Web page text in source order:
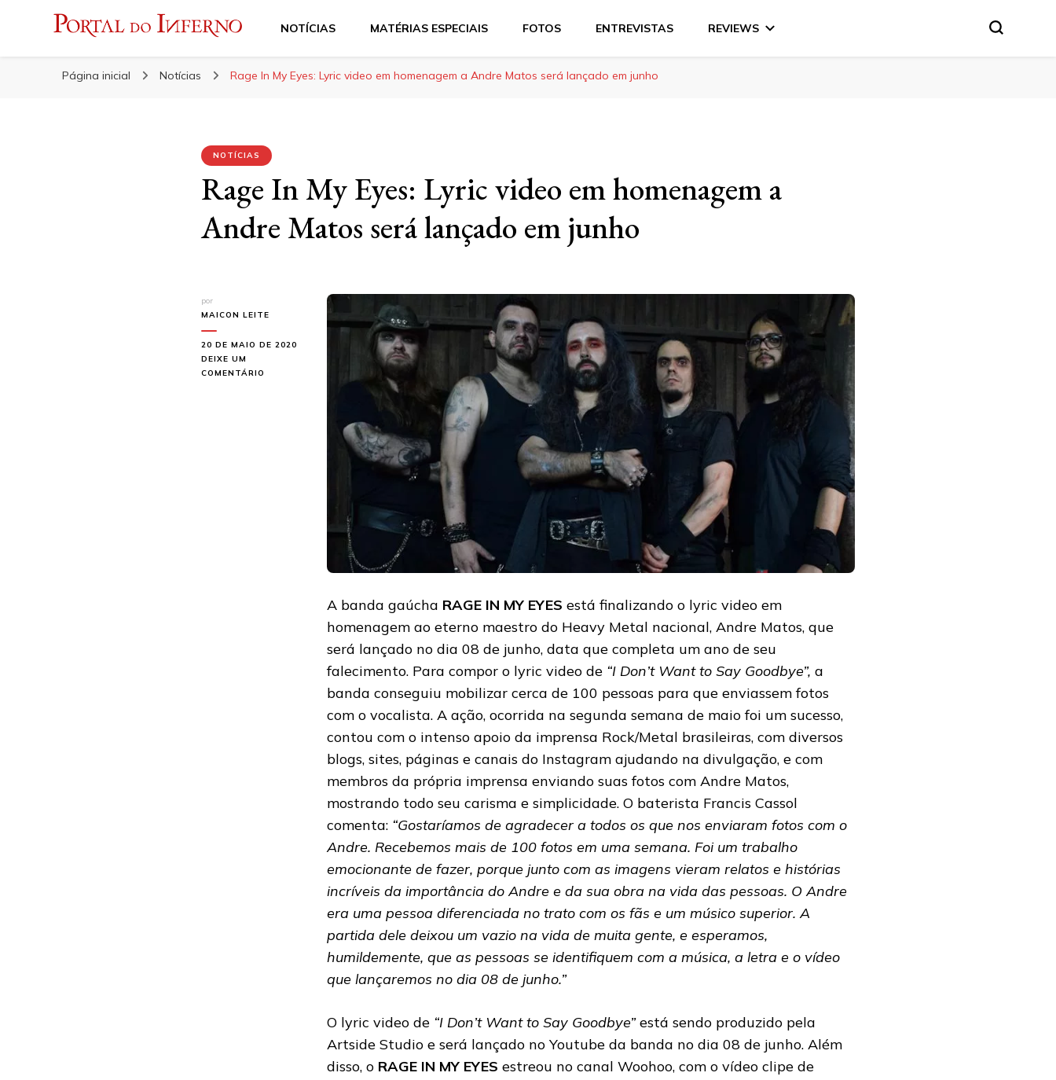
Portal do Inferno
NOTÍCIAS MATÉRIAS ESPECIAIS FOTOS ENTREVISTAS REVIEWS
Página inicial Notícias Rage In My Eyes: Lyric video em homenagem a Andre Matos será lançado em junho
NOTÍCIAS
Rage In My Eyes: Lyric video em homenagem a
Andre Matos será lançado em junho
por
MAICON LEITE
20 DE MAIO DE 2020
DEIXE UM
COMENTÁRIO
A banda gaúcha RAGE IN MY EYES está finalizando o lyric video em
homenagem ao eterno maestro do Heavy Metal nacional, Andre Matos, que
será lançado no dia 08 de junho, data que completa um ano de seu
falecimento. Para compor o lyric video de “I Don’t Want to Say Goodbye”, a
banda conseguiu mobilizar cerca de 100 pessoas para que enviassem fotos
com o vocalista. A ação, ocorrida na segunda semana de maio foi um sucesso,
contou com o intenso apoio da imprensa Rock/Metal brasileiras, com diversos
blogs, sites, páginas e canais do Instagram ajudando na divulgação, e com
membros da própria imprensa enviando suas fotos com Andre Matos,
mostrando todo seu carisma e simplicidade. O baterista Francis Cassol
comenta: “Gostaríamos de agradecer a todos os que nos enviaram fotos com o
Andre. Recebemos mais de 100 fotos em uma semana. Foi um trabalho
emocionante de fazer, porque junto com as imagens vieram relatos e histórias
incríveis da importância do Andre e da sua obra na vida das pessoas. O Andre
era uma pessoa diferenciada no trato com os fãs e um músico superior. A
partida dele deixou um vazio na vida de muita gente, e esperamos,
humildemente, que as pessoas se identifiquem com a música, a letra e o vídeo
que lançaremos no dia 08 de junho.”
O lyric video de “I Don’t Want to Say Goodbye”está sendo produzido pela
Artside Studio e será lançado no Youtube da banda no dia 08 de junho. Além
disso, o RAGE IN MY EYES estreou no canal Woohoo, com o vídeo clipe de